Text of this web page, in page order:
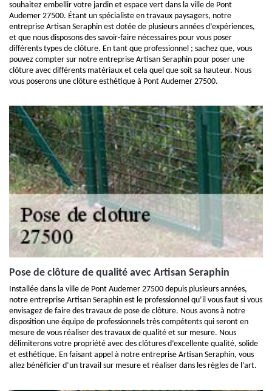
souhaitez embellir votre jardin et espace vert dans la ville de Pont
Audemer 27500. Étant un spécialiste en travaux paysagers, notre
entreprise Artisan Seraphin est dotée de plusieurs années d’expériences,
et que nous disposons des savoir-faire nécessaires pour vous poser
différents types de clôture. En tant que professionnel ; sachez que, vous
pouvez compter sur notre entreprise Artisan Seraphin pour poser une
clôture avec différents matériaux et cela quel que soit sa hauteur. Nous
vous poserons une clôture esthétique à Pont Audemer 27500.
Pose de clôture de qualité avec Artisan Seraphin
Installée dans la ville de Pont Audemer 27500 depuis plusieurs années,
notre entreprise Artisan Seraphin est le professionnel qu’il vous faut si vous
envisagez de faire des travaux de pose de clôture. Nous avons à notre
disposition une équipe de professionnels très compétents qui seront en
mesure de vous réaliser des travaux de qualité et sur mesure. Nous
délimiterons votre propriété avec des clôtures d’excellente qualité, solide
et esthétique. En faisant appel à notre entreprise Artisan Seraphin, vous
allez bénéficier d’un travail sur mesure et réaliser dans les règles de l’art.